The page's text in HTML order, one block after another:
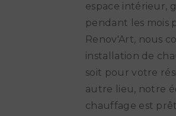
espace intérieur,
pendant les mois
Renov'Art, nous
installation de
soit pour votre
autre lieu, notre
chauffage est